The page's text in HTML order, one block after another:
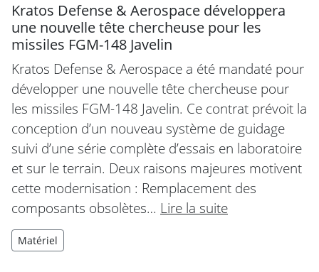
Kratos Defense & Aerospace développera
une nouvelle tête chercheuse pour les
missiles FGM-148 Javelin
Kratos Defense & Aerospace a été mandaté pour
développer une nouvelle tête chercheuse pour
les missiles FGM-148 Javelin. Ce contrat prévoit la
conception d’un nouveau système de guidage
suivi d’une série complète d’essais en laboratoire
et sur le terrain. Deux raisons majeures motivent
cette modernisation : Remplacement des
composants obsolètes… Lire la suite
Matériel